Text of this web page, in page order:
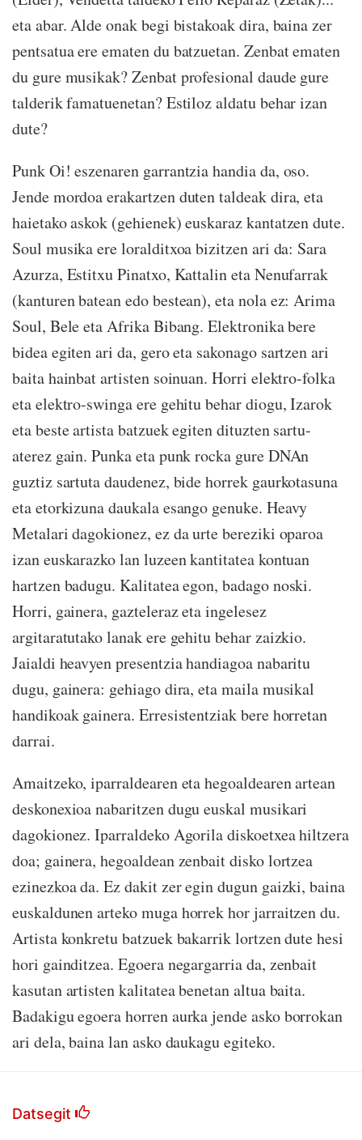
eta abar. Alde onak begi bistakoak dira, baina zer
pentsatua ere ematen du batzuetan. Zenbat ematen
du gure musikak? Zenbat profesional daude gure
talderik famatuenetan? Estiloz aldatu behar izan
dute?
Punk Oi! eszenaren garrantzia handia da, oso.
Jende mordoa erakartzen duten taldeak dira, eta
haietako askok (gehienek) euskaraz kantatzen dute.
Soul musika ere loralditxoa bizitzen ari da: Sara
Azurza, Estitxu Pinatxo, Kattalin eta Nenufarrak
(kanturen batean edo bestean), eta nola ez: Arima
Soul, Bele eta Afrika Bibang. Elektronika bere
bidea egiten ari da, gero eta sakonago sartzen ari
baita hainbat artisten soinuan. Horri elektro-folka
eta elektro-swinga ere gehitu behar diogu, Izarok
eta beste artista batzuek egiten dituzten sartu-
aterez gain. Punka eta punk rocka gure DNAn
guztiz sartuta daudenez, bide horrek gaurkotasuna
eta etorkizuna daukala esango genuke. Heavy
Metalari dagokionez, ez da urte bereziki oparoa
izan euskarazko lan luzeen kantitatea kontuan
hartzen badugu. Kalitatea egon, badago noski.
Horri, gainera, gazteleraz eta ingelesez
argitaratutako lanak ere gehitu behar zaizkio.
Jaialdi heavyen presentzia handiagoa nabaritu
dugu, gainera: gehiago dira, eta maila musikal
handikoak gainera. Erresistentziak bere horretan
darrai.
Amaitzeko, iparraldearen eta hegoaldearen artean
deskonexioa nabaritzen dugu euskal musikari
dagokionez. Iparraldeko Agorila diskoetxea hiltzera
doa; gainera, hegoaldean zenbait disko lortzea
ezinezkoa da. Ez dakit zer egin dugun gaizki, baina
euskaldunen arteko muga horrek hor jarraitzen du.
Artista konkretu batzuek bakarrik lortzen dute hesi
hori gainditzea. Egoera negargarria da, zenbait
kasutan artisten kalitatea benetan altua baita.
Badakigu egoera horren aurka jende asko borrokan
ari dela, baina lan asko daukagu egiteko.
Datsegit